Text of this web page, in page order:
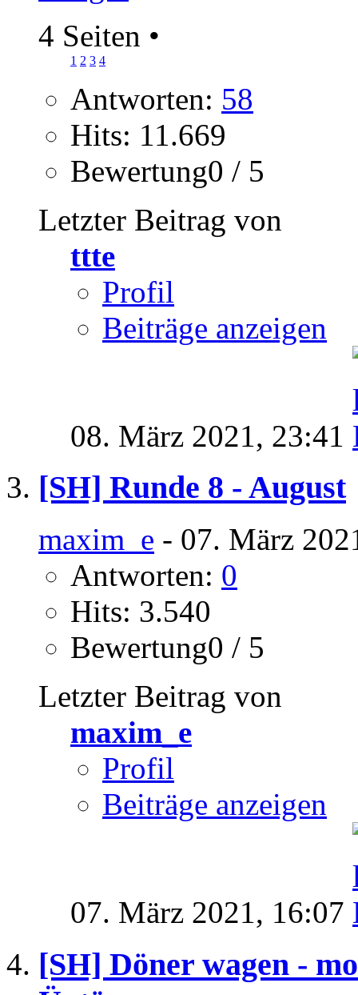
4 Seiten •
1 2 3 4
Antworten: 58
Hits: 11.669
Bewertung0 / 5
Letzter Beitrag von
ttte
Profil
Beiträge anzeigen
08. März 2021, 23:41
[SH] Runde 8 - August
maxim_e - 07. März
Antworten: 0
Hits: 3.540
Bewertung0 / 5
Letzter Beitrag von
maxim_e
Profil
Beiträge anzeigen
07. März 2021, 16:07
[SH] Döner wagen -